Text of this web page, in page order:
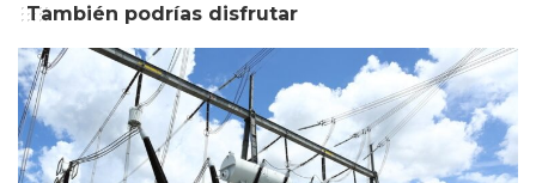
También podrías disfrutar